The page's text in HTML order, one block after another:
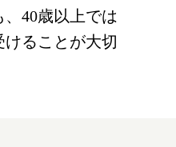
40歳以上では
けることが大切